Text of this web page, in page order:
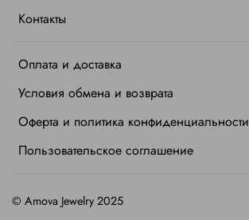
Контакты
Оплата и доставка
Условия обмена и возврата
Оферта и политика конфиденциальности
Пользовательское соглашение
© Amova Jewelry 2025